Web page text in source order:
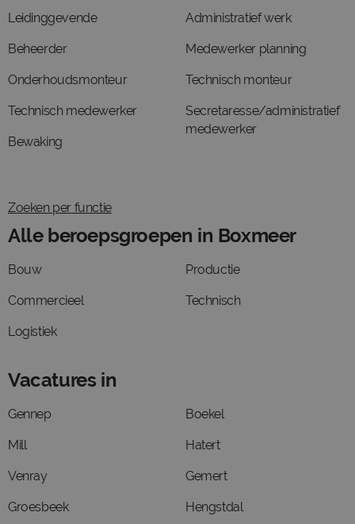
Leidinggevende
Beheerder
Onderhoudsmonteur
Technisch medewerker
Bewaking
Administratief werk
Medewerker planning
Technisch monteur
Secretaresse/administratief
medewerker
Zoeken per functie
Alle beroepsgroepen in Boxmeer
Bouw
Commercieel
Logistiek
Productie
Technisch
Vacatures in
Gennep
Mill
Venray
Groesbeek
Boekel
Hatert
Gemert
Hengstdal